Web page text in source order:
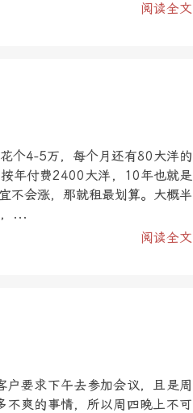
阅读全文
个4-5万，每个月还有80大洋的
年付费2400大洋，10年也就是
不会涨，那就租最划算。大概半
...
阅读全文
要求下午去参加会议，且是周
不爽的事情，所以周四晚上不可